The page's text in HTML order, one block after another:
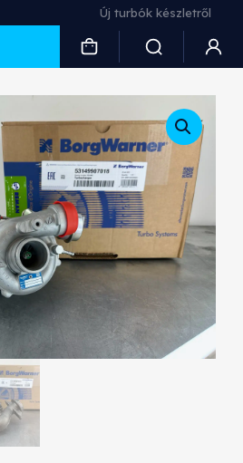
Új turbók készletről